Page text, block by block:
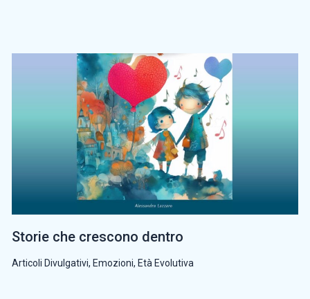
Storie che crescono dentro
Articoli Divulgativi, Emozioni, Età Evolutiva